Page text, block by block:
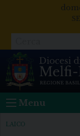
Menu
LAICO